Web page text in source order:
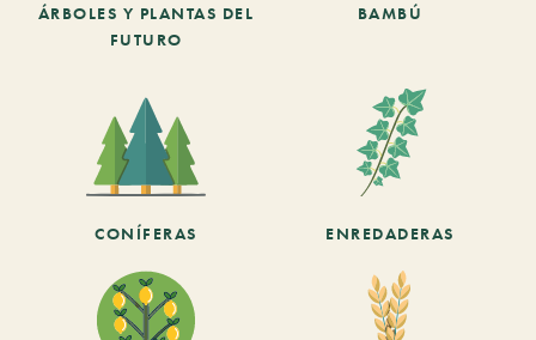
ÁRBOLES Y PLANTAS DEL
FUTURO
BAMBÚ
CONÍFERAS ENREDADERAS